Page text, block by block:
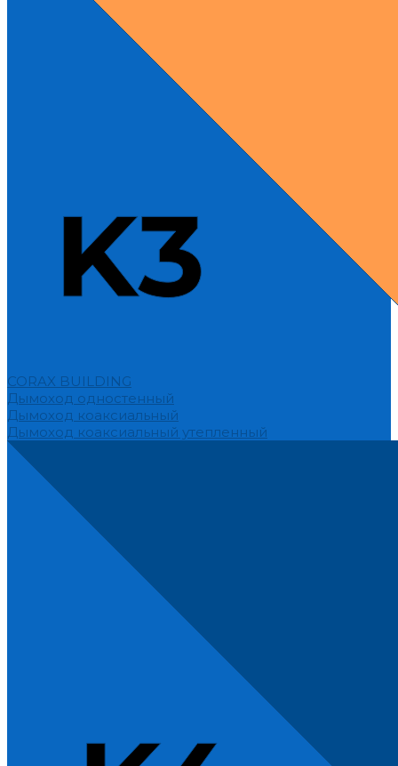
CORAX BUILDING
Дымоход одностенный
Дымоход коаксиальный
Дымоход коаксиальный утепленный